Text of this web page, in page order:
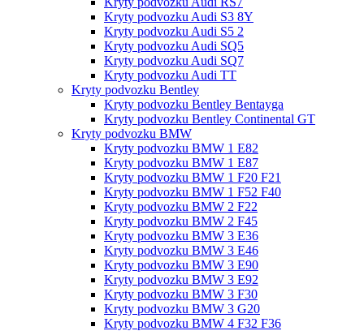
Kryty podvozku Audi S3 8Y
Kryty podvozku Audi S5 2
Kryty podvozku Audi SQ5
Kryty podvozku Audi SQ7
Kryty podvozku Audi TT
Kryty podvozku Bentley
Kryty podvozku Bentley Bentayga
Kryty podvozku Bentley Continental GT
Kryty podvozku BMW
Kryty podvozku BMW 1 E82
Kryty podvozku BMW 1 E87
Kryty podvozku BMW 1 F20 F21
Kryty podvozku BMW 1 F52 F40
Kryty podvozku BMW 2 F22
Kryty podvozku BMW 2 F45
Kryty podvozku BMW 3 E36
Kryty podvozku BMW 3 E46
Kryty podvozku BMW 3 E90
Kryty podvozku BMW 3 E92
Kryty podvozku BMW 3 F30
Kryty podvozku BMW 3 G20
Kryty podvozku BMW 4 F32 F36